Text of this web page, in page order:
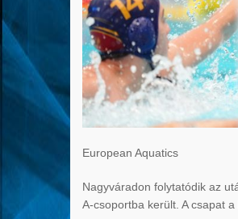
European Aquatics
Nagyváradon folytatódik az
A-csoportba került. A csapat